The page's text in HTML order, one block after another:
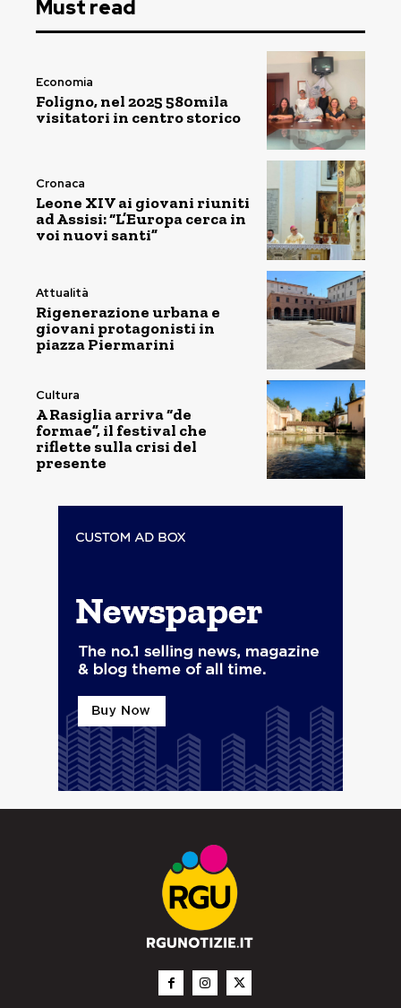
Must read
Economia
Foligno, nel 2025 580mila
visitatori in centro storico
Cronaca
Leone XIV ai giovani riuniti
ad Assisi: “L’Europa cerca in
voi nuovi santi”
Attualità
Rigenerazione urbana e
giovani protagonisti in
piazza Piermarini
Cultura
A Rasiglia arriva “de
formae”, il festival che
riflette sulla crisi del
presente